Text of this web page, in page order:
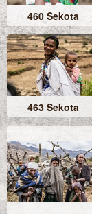
460 Sekota
463 Sekota